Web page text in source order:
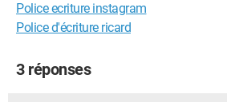
Police ecriture instagram
Police d'écriture ricard
3 réponses